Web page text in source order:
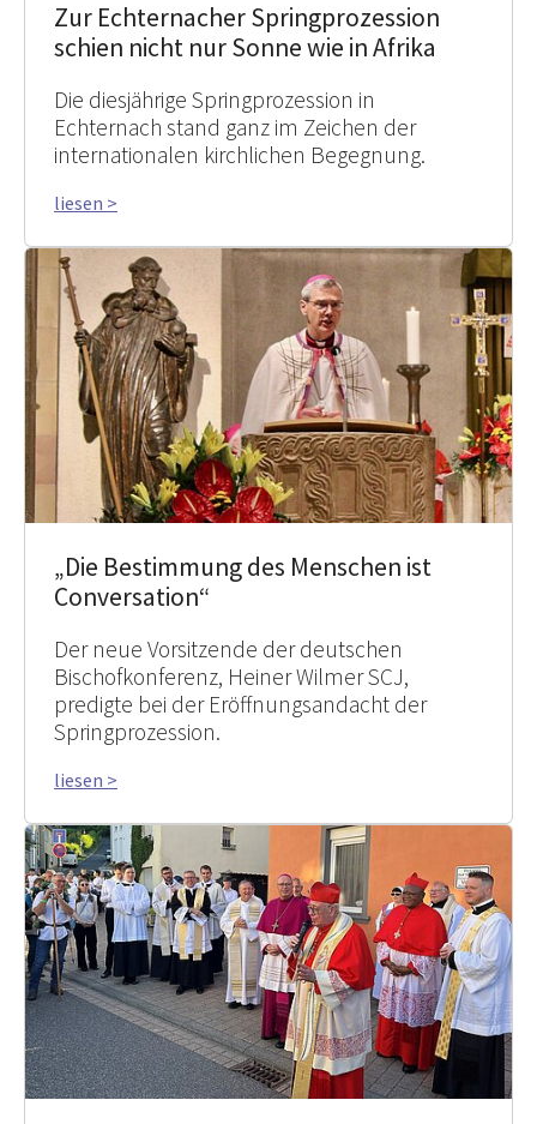
Zur Echternacher Springprozession
schien nicht nur Sonne wie in Afrika
Die diesjährige Springprozession in
Echternach stand ganz im Zeichen der
internationalen kirchlichen Begegnung.
liesen >
„Die Bestimmung des Menschen ist
Conversation“
Der neue Vorsitzende der deutschen
Bischofkonferenz, Heiner Wilmer SCJ,
predigte bei der Eröffnungsandacht der
Springprozession.
liesen >